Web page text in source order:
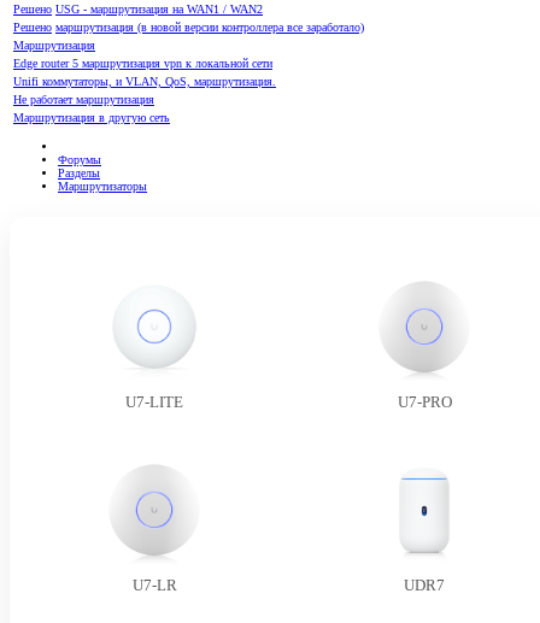
Решено USG - маршрутизация на WAN1 / WAN2
Решено маршрутизация (в новой версии контроллера все заработало)
Маршрутизация
Edge router 5 маршрутизация vpn к локальной сети
Unifi коммутаторы, и VLAN, QoS, маршрутизация.
Не работает маршрутизация
Маршрутизация в другую сеть
Форумы
Разделы
Маршрутизаторы
U7-LITE U7-PRO
U7-LR UDR7